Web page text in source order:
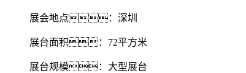
展会地点：深圳
展台面积：72平方米
展台规模：大型展台